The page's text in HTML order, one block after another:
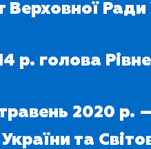
Верховної
р. голова
2020 р.
та